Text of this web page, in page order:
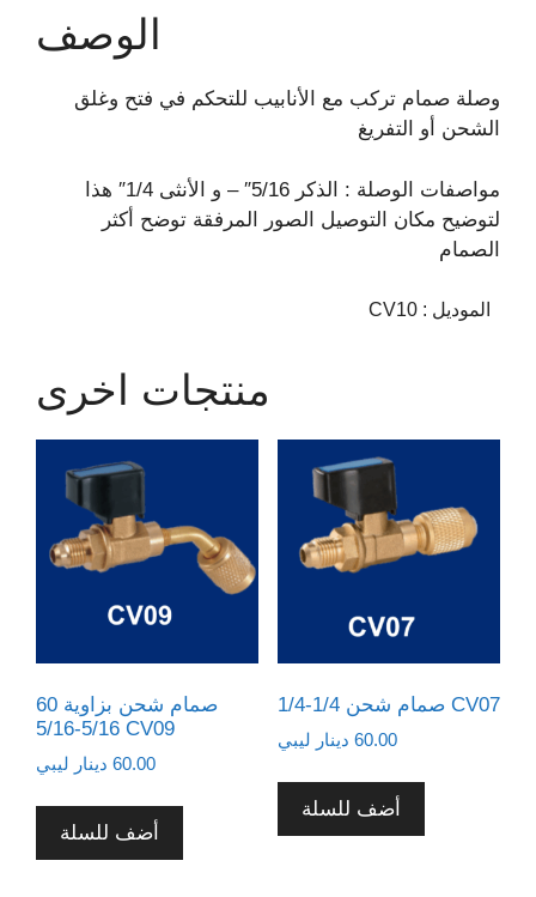
الوصف
وصلة صمام تركب مع الأنابيب للتحكم في فتح وغلق
الشحن أو التفريغ
مواصفات الوصلة : الذكر 5/16″ – و الأنثى 1/4″ هذا
لتوضيح مكان التوصيل الصور المرفقة توضح أكثر
الصمام
CV10 :
منتجات اخرى
صمام شحن بزاوية 60
5/16-5/16 CV09
60.00 دينار ليبي
أضف للسلة
صمام شحن 1/4-1/4 CV07
60.00 دينار ليبي
أضف للسلة